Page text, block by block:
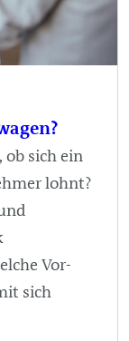
ob sich ein
lohnt?
Vor-
sich